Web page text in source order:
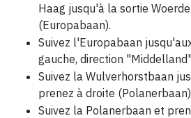
Haag jusqu'à la sortie
(Europabaan).
Suivez l'Europabaan
gauche, direction
Suivez la Wulverhorstbaan
prenez à droite
Suivez la Polanerbaan et